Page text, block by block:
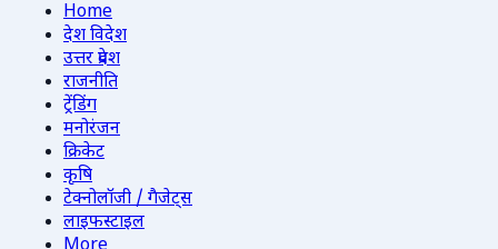
Home
देश विदेश
उत्तर प्रदेश
राजनीति
ट्रेंडिंग
मनोरंजन
क्रिकेट
कृषि
टेक्नोलॉजी / गैजेट्स
लाइफस्टाइल